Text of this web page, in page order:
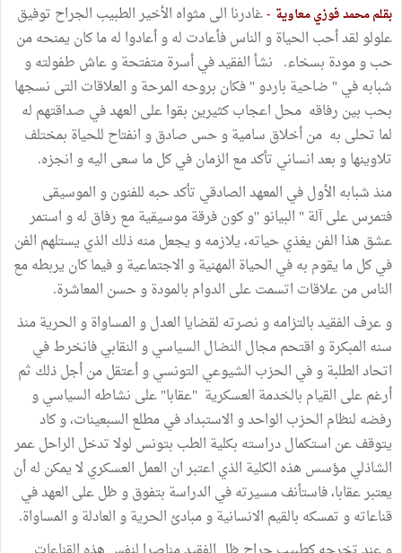
بقلم محمد فوزي معاوية -غادرنا الى مثواه الأخير الطبيب الجراح توفيق
علولو لقد أحب الحياة و الناس فأعادت له و أعادوا له ما كان يمنحه من
حب و مودة بسخاء. نشأ الفقيد في أسرة متفتحة و عاش طفولته و
شبابه في " ضاحية باردو " فكان بروحه المرحة و العلاقات التى نسجها
بحب بين رفاقه محل اعجاب كثيرين بقوا على العهد في صداقتهم له
لما تحلى به من أخلاق سامية و حس صادق و انفتاح للحياة بمختلف
تلاوينها و بعد انساني تأكد مع الزمان في كل ما سعى اليه و انجزه.
منذ شبابه الأول في المعهد الصادقي تأكد حبه للفنون و الموسيقى
فتمرس على آلة " البيانو "و كون فرقة موسيقية مع رفاق له و استمر
عشق هذا الفن يغذي حياته، يلازمه و يجعل منه ذلك الذي يستلهم الفن
في كل ما يقوم به في الحياة المهنية و الاجتماعية و فيما كان يربطه مع
الناس من علاقات اتسمت على الدوام بالمودة و حسن المعاشرة.
و عرف الفقيد بالتزامه و نصرته لقضايا العدل و المساواة و الحرية منذ
سنه المبكرة و اقتحم مجال النضال السياسي و النقابي فانخرط في
اتحاد الطلبة و في الحزب الشيوعي التونسي و أعتقل من أجل ذلك ثم
أرغم على القيام بالخدمة العسكرية "عقابا" على نشاطه السياسي و
رفضه لنظام الحزب الواحد و الاستبداد في مطلع السبعينات، و كاد
يتوقف عن استكمال دراسته بكلية الطب بتونس لولا تدخل الراحل عمر
الشاذلي مؤسس هذه الكلية الذي اعتبر ان العمل العسكري لا يمكن له أن
يعتبر عقابا، فاستأنف مسيرته في الدراسة بتفوق و ظل على العهد في
قناعاته و تمسكه بالقيم الانسانية و مبادئ الحرية و العادلة و المساواة.